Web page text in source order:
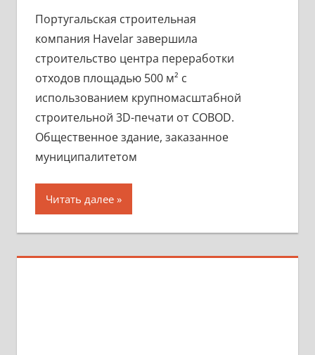
​​Португальская строительная
компания Havelar завершила
строительство центра переработки
отходов площадью 500 м² с
использованием крупномасштабной
строительной 3D-печати от COBOD.
Общественное здание, заказанное
муниципалитетом
Читать далее